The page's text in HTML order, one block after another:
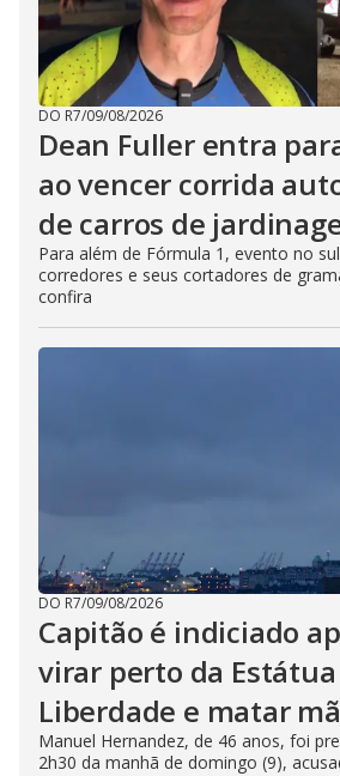
DO R7/09/08/2026
Dean Fuller entra
ao vencer corrida
de carros de
Para além de Fórmula 1, evento no
corredores e seus cortadores de
confira
DO R7/09/08/2026
Capitão é indiciado
virar perto da Estátua
Liberdade e matar
Manuel Hernandez, de 46 anos, foi
2h30 da manhã de domingo (9),